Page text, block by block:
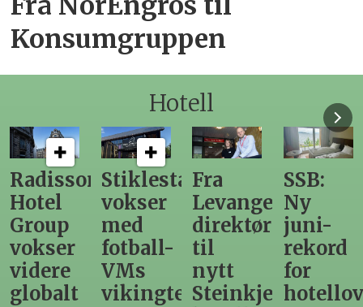
Konsumgruppen
Hotell
Stiklestad
vokser
med
fotball-
VMs
vikingtematikk
Fra
Levanger-
direktør
til
nytt
Steinkjer-
SSB:
Ny
juni-
rekord
for
Elendig
gir
utslag
for